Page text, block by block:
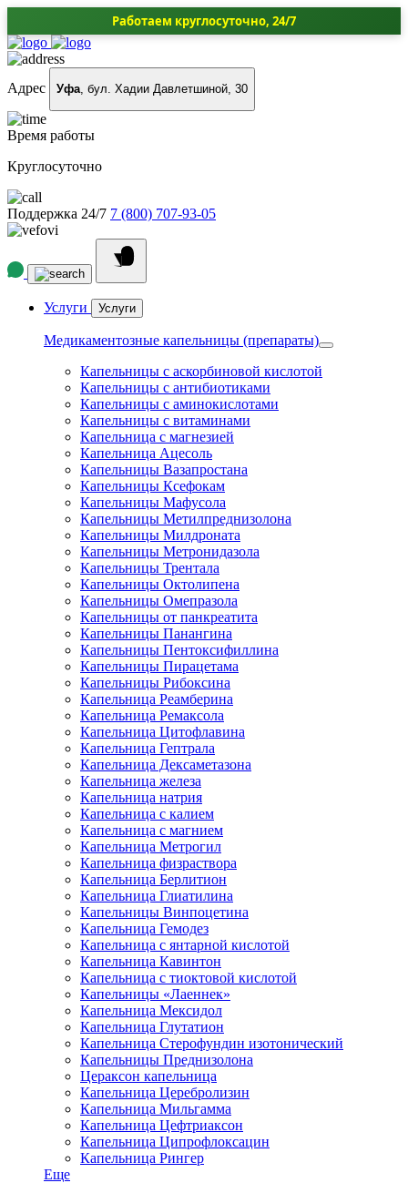
Работаем круглосуточно, 24/7
Адрес Уфа, бул. Хадии Давлетшиной, 30
Время работы
Круглосуточно
Поддержка 24/7 7 (800) 707-93-05
Услуги Услуги
Медикаментозные капельницы (препараты)
Капельницы с аскорбиновой кислотой
Капельницы с антибиотиками
Капельницы с аминокислотами
Капельницы с витаминами
Капельница с магнезией
Капельница Ацесоль
Капельницы Вазапростана
Капельницы Ксефокам
Капельницы Мафусола
Капельницы Метилпреднизолона
Капельницы Милдроната
Капельницы Метронидазола
Капельницы Трентала
Капельницы Октолипена
Капельницы Омепразола
Капельницы от панкреатита
Капельницы Панангина
Капельницы Пентоксифиллина
Капельницы Пирацетама
Капельницы Рибоксина
Капельница Реамберина
Капельница Ремаксола
Капельница Цитофлавина
Капельница Гептрала
Капельница Дексаметазона
Капельница железа
Капельница натрия
Капельница с калием
Капельница с магнием
Капельница Метрогил
Капельница физраствора
Капельница Берлитион
Капельница Глиатилина
Капельницы Винпоцетина
Капельница Гемодез
Капельница с янтарной кислотой
Капельница Кавинтон
Капельница с тиоктовой кислотой
Капельницы «Лаеннек»
Капельница Мексидол
Капельница Глутатион
Капельница Стерофундин изотонический
Капельницы Преднизолона
Цераксон капельница
Капельница Церебролизин
Капельница Мильгамма
Капельница Цефтриаксон
Капельница Ципрофлоксацин
Капельница Рингер
Еще